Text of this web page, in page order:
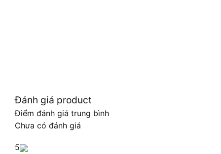
Đánh giá product
Điểm đánh giá trung bình
Chưa có đánh giá
5